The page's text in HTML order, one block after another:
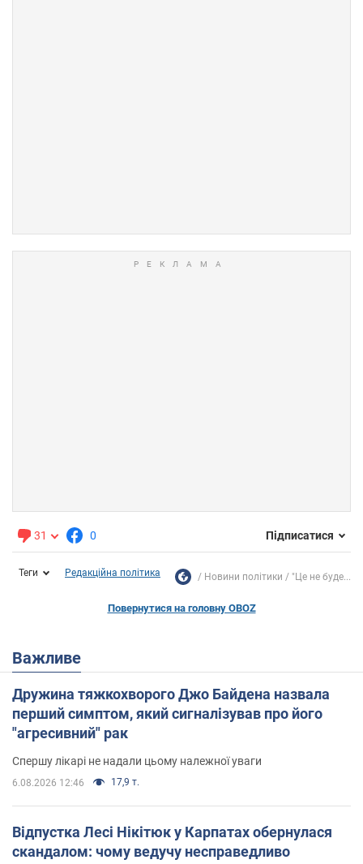
31 0 Підписатися
Теги Редакційна політика Новини політики "Це не буде...
Повернутися на головну OBOZ
Важливе
Дружина тяжкохворого Джо Байдена назвала
перший симптом, який сигналізував про його
"агресивний" рак
Спершу лікарі не надали цьому належної уваги
6.08.2026 12:46 17,9 т.
Відпустка Лесі Нікітюк у Карпатах обернулася
скандалом: чому ведучу несправедливо